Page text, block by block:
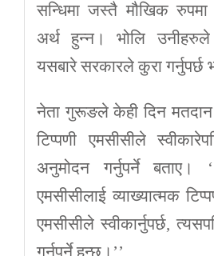
सन्धिमा जस्तै मौखिक
अर्थ हुन्न। भोलि
यसबारे सरकारले कुरा गर्नुपर्छ
नेता गुरूङले केही दिन मतदान
टिप्पणी एमसीसीले
अनुमोदन गर्नुपर्ने बताए।
एमसीसीलाई व्याख्यात्मक
एमसीसीले स्वीकार्नुपर्छ,
गर्नुपर्ने हुन्छ।’’